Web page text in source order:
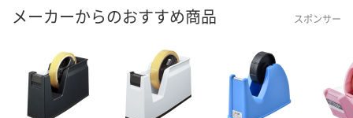
メーカーからのおすすめ商品 スポンサー